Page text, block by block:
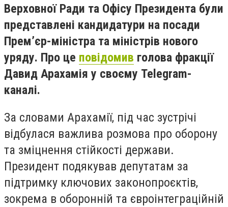
Верховної Ради та Офісу Президента були
представлені кандидатури на посади
Прем’єр-міністра та міністрів нового
уряду. Про це повідомив голова фракції
Давид Арахамія у своєму Telegram-
каналі.
За словами Арахамії, під час зустрічі
відбулася важлива розмова про оборону
та зміцнення стійкості держави.
Президент подякував депутатам за
підтримку ключових законопроєктів,
зокрема в оборонній та євроінтеграційній